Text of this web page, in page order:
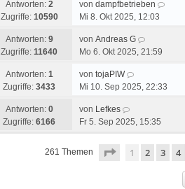
Antworten: 2
Zugriffe: 10590
von dampfbetrieben
Mi 8. Okt 2025, 12:03
Antworten: 9
Zugriffe:11640
von Andreas G
Mo 6. Okt 2025, 21:59
Antworten: 1
Zugriffe:3433
von tojaPIW
Mi 10. Sep 2025, 22:33
Antworten: 0
Zugriffe:6166
von Lefkes
Fr 5. Sep 2025, 15:35
261 Themen Seite von14
1 2 3 4